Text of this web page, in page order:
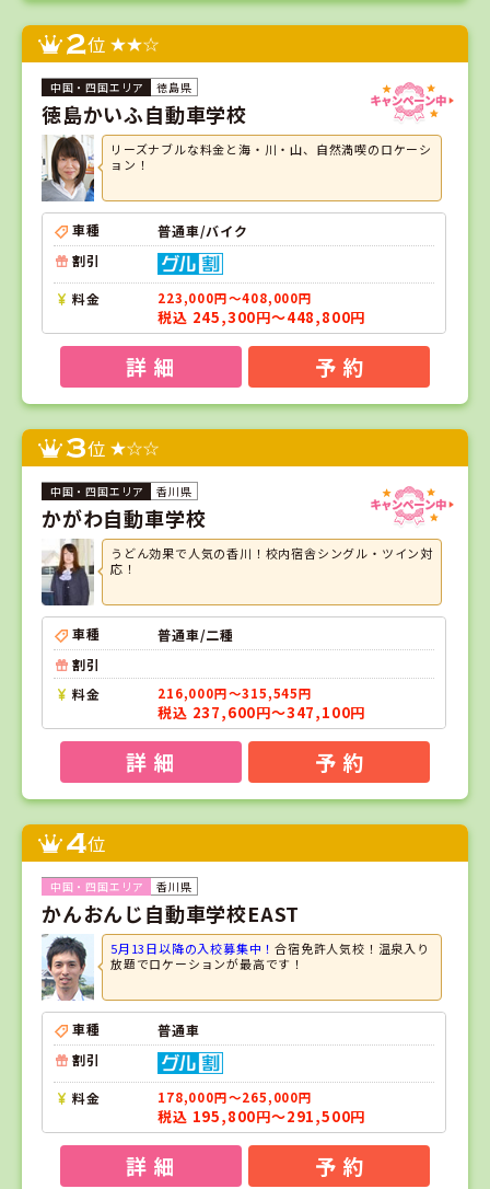
2位
徳島県
徳島かいふ自動車学校
リーズナブルな料金と海・川・山、自然満喫のロケーシ
ョン！
車種
普通車/バイク
割引
料金 223,000円～408,000円
税込 245,300円～448,800円
詳 細 予 約
3位
香川県
かがわ自動車学校
うどん効果で人気の香川！校内宿舎シングル・ツイン対
応！
車種
普通車/二種
割引
料金
216,000円～315,545円
税込 237,600円～347,100円
詳 細 予 約
4位
香川県
かんおんじ自動車学校EAST
5月13日以降の入校募集中！合宿免許人気校！温泉入り
放題でロケーションが最高です！
車種
普通車
割引
料金 178,000円～265,000円
税込 195,800円～291,500円
詳 細 予 約